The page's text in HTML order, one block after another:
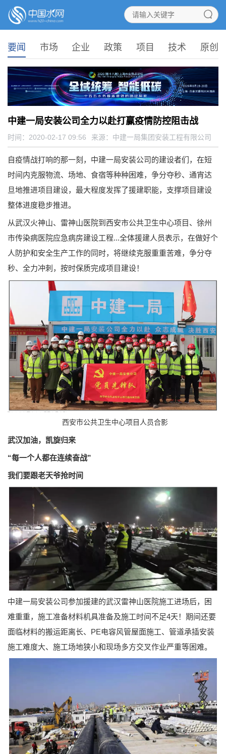
要闻 市场 企业 政策 项目 技术 原创
中建一局安装公司全力以赴打赢疫情防控阻击战
时间：2020-02-17 09:56 来源： 中建一局集团安装工程有限公司
自疫情战打响的那一刻，中建一局安装公司的建设者们，在短
时间内克服物流、场地、食宿等种种困难，争分夺秒、通宵达
旦地推进项目建设，最大程度发挥了援建职能，支撑项目建设
整体进度稳步推进。
从武汉火神山、雷神山医院到西安市公共卫生中心项目、徐州
市传染病医院应急病房建设工程...全体援建人员表示，在做好个
人防护和安全生产工作的同时，将继续克服重重苦难，争分夺
秒、全力冲刺，按时保质完成项目建设！
西安市公共卫生中心项目人员合影
武汉加油，凯旋归来
“每一个人都在连续奋战”
我们要跟老天爷抢时间
中建一局安装公司参加援建的武汉雷神山医院施工进场后，困
难重重，施工准备材料机具准备及施工时间不足4天！期间还要
面临材料的搬运距离长、PE电容风管屋面施工、管道承插安装
施工难度大、施工场地狭小和现场多方交叉作业严重等困难。